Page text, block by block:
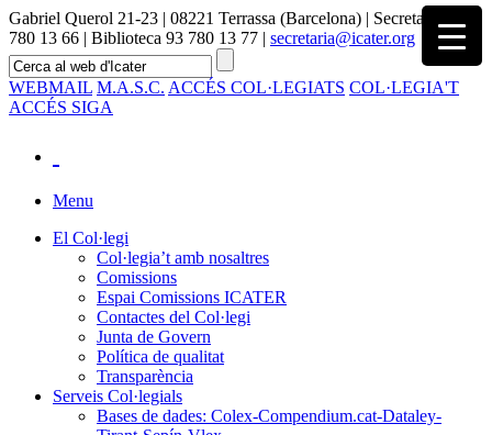
Gabriel Querol 21-23 | 08221 Terrassa (Barcelona) | Secretaria 93
780 13 66 | Biblioteca 93 780 13 77 | secretaria@icater.org
WEBMAIL M.A.S.C. ACCÉS COL·LEGIATS COL·LEGIA'T
ACCÉS SIGA
Menu
El Col·legi
Col·legia’t amb nosaltres
Comissions
Espai Comissions ICATER
Contactes del Col·legi
Junta de Govern
Política de qualitat
Transparència
Serveis Col·legials
Bases de dades: Colex-Compendium.cat-Dataley-